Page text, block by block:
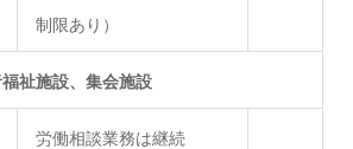
制限あり）
祉施設、集会施設
労働相談業務は継続